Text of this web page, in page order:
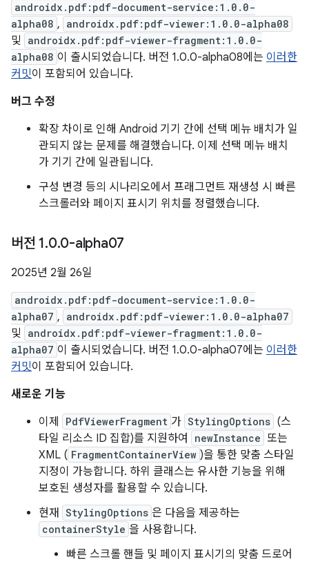
androidx.pdf:pdf-document-service:1.0.0-
alpha08 , androidx.pdf:pdf-viewer:1.0.0-alpha08
및 androidx.pdf:pdf-viewer-fragment:1.0.0-
alpha08 이 출시되었습니다. 버전 1.0.0-alpha08에는 이러한
커밋이 포함되어 있습니다.
버그 수정
확장 차이로 인해 Android 기기 간에 선택 메뉴 배치가 일
관되지 않는 문제를 해결했습니다. 이제 선택 메뉴 배치
가 기기 간에 일관됩니다.
구성 변경 등의 시나리오에서 프래그먼트 재생성 시 빠른
스크롤러와 페이지 표시기 위치를 정렬했습니다.
버전 1.0.0-alpha07
2025년 2월 26일
androidx.pdf:pdf-document-service:1.0.0-
alpha07 , androidx.pdf:pdf-viewer:1.0.0-alpha07
및 androidx.pdf:pdf-viewer-fragment:1.0.0-
alpha07 이 출시되었습니다. 버전 1.0.0-alpha07에는 이러한
커밋이 포함되어 있습니다.
새로운 기능
이제
PdfViewerFragment 가 StylingOptions (스
타일 리소스 ID 집합)를 지원하여
newInstance 또는
XML ( FragmentContainerView )을 통한 맞춤 스타일
지정이 가능합니다. 하위 클래스는 유사한 기능을 위해
보호된 생성자를 활용할 수 있습니다.
현재
StylingOptions 은 다음을 제공하는
containerStyle 을 사용합니다.
빠른 스크롤 핸들 및 페이지 표시기의 맞춤 드로어